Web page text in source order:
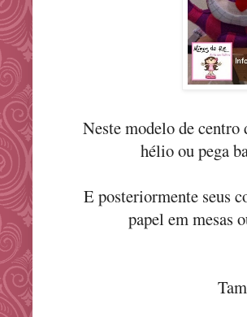
Neste modelo de
hélio ou pega
E posteriormente seus
papel em mesas